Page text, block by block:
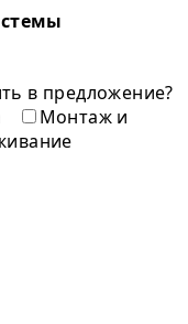
в предложение?
Монтаж и